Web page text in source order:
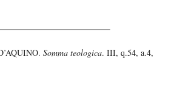
Somma teologica. III, q.54, a.4,